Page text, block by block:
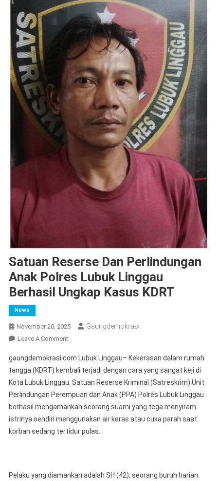
Satuan Reserse Dan Perlindungan
Anak Polres Lubuk Linggau
Berhasil Ungkap Kasus KDRT
News
November 20, 2025 Gaungdemokrasi
Leave A CommentOn
Reserse
Dan
Perlindungan
Anak
Polres
Lubuk
Linggau
KDRT
gaungdemokrasi.com Lubuk Linggau– Kekerasan dalam rumah
tangga (KDRT) kembali terjadi dengan cara yang sangat keji di
Kota Lubuk Linggau. Satuan Reserse Kriminal (Satreskrim) Unit
Perlindungan Perempuan dan Anak (PPA) Polres Lubuk Linggau
berhasil mengamankan seorang suami yang tega menyiram
istrinya sendiri menggunakan air keras atau cuka parah saat
korban sedang tertidur pulas.
Pelaku yang diamankan adalah SH (42), seorang buruh harian